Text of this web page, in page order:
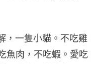
，一隻小貓。不吃雞
魚肉，不吃蝦。愛吃